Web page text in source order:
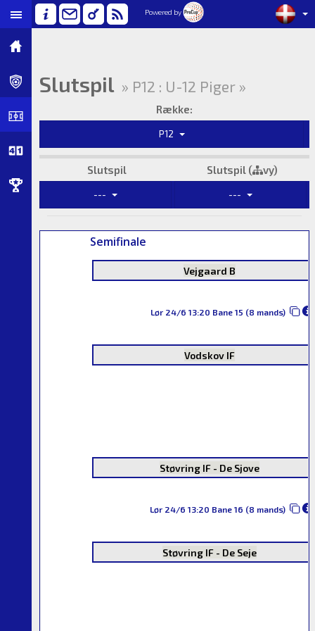
Powered by
Slutspil » P12 : U-12 Piger »
Række:
P12
Slutspil Slutspil ( vy)
--- ---
Semifinale
Vejgaard B
Lør 24/6 13:20 Bane 15 (8 mands)
Vodskov IF
Støvring IF - De Sjove
Lør 24/6 13:20 Bane 16 (8 mands)
Støvring IF - De Seje